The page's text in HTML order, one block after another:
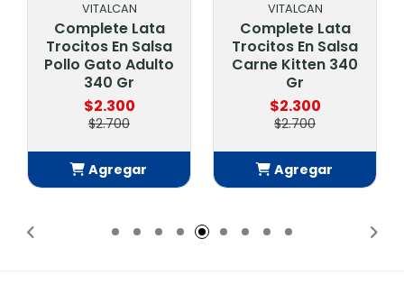
VITALCAN
Complete Lata
Trocitos En Salsa
Pollo Gato Adulto
340 Gr
$2.300
$2.700
Agregar
VITALCAN
Complete Lata
Trocitos En Salsa
Carne Kitten 340
Gr
$2.300
$2.700
Agregar